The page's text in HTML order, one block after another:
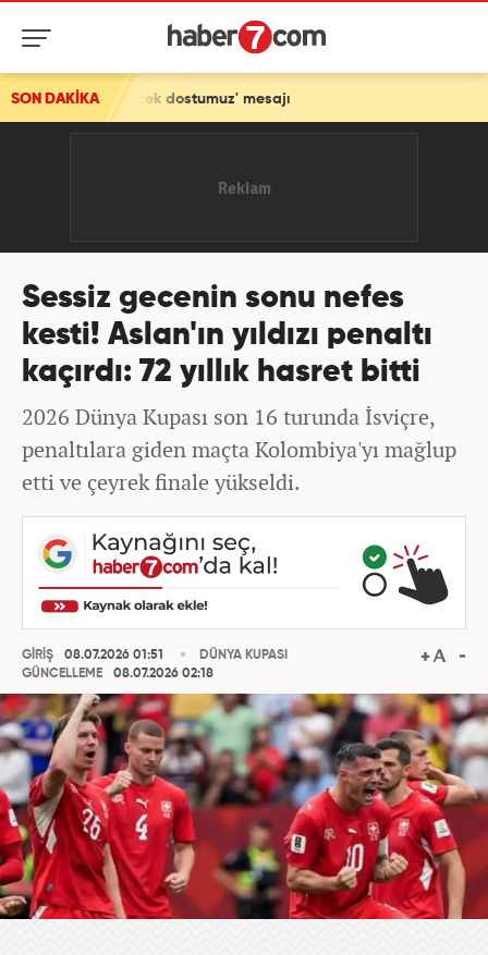
SON DAKİKA
dostumuz' mesajı
Sessiz gecenin sonu nefes
kesti! Aslan'ın yıldızı penaltı
kaçırdı: 72 yıllık hasret bitti
2026 Dünya Kupası son 16 turunda İsviçre,
penaltılara giden maçta Kolombiya'yı mağlup
etti ve çeyrek finale yükseldi.
GİRİŞ
08.07.2026 01:51
GÜNCELLEME
08.07.2026 02:18
DÜNYA KUPASI